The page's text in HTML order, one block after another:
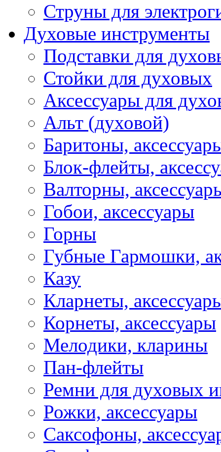
Струны для
Духовые инструменты
Подставки для
Стойки для духовых
Аксессуары для
Альт (духовой)
Баритоны,
Блок-флейты,
Валторны,
Гобои, аксессуары
Горны
Губные Гармошки,
Казу
Кларнеты,
Корнеты, аксессуары
Мелодики, кларины
Пан-флейты
Ремни для духовых
Рожки, аксессуары
Саксофоны,